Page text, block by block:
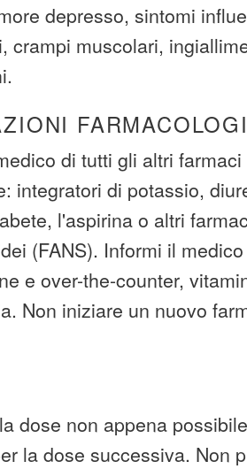
depresso, sintomi
crampi muscolari,
di tutti gli altri
integratori di potassio,
l'aspirina o altri
(FANS). Informi il
e over-the-counter,
Non iniziare un nuovo
dose non appena
la dose successiva. Non